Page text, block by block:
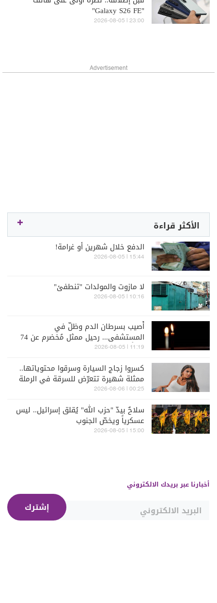
"Galaxy S26 FE"
23:00 | 2026-08-05
Advertisement
الأكثر قراءة
الدفع خلال شهرين أو غرامة!
15:44 | 2026-08-05
لا مازوت والمولدات "تنطفئ"
10:16 | 2026-08-05
أُصيب بسرطان الدم وظلّ في
المستشفى... رحيل ممثل مُخضرم عن 74
عاماً
11:19 | 2026-08-05
كسروا زجاج السيارة وسرقوا محتوياتها..
ممثلة شهيرة تتعرّض للسرقة في الرملة
البيضاء (فيديو)
00:25 | 2026-08-06
سلاحٌ بيدّ "حزب الله" يُقلق إسرائيل.. ليس
عسكرياً ويخصّ الجنوب
15:00 | 2026-08-05
أخبارنا عبر بريدك الالكتروني
إشترك